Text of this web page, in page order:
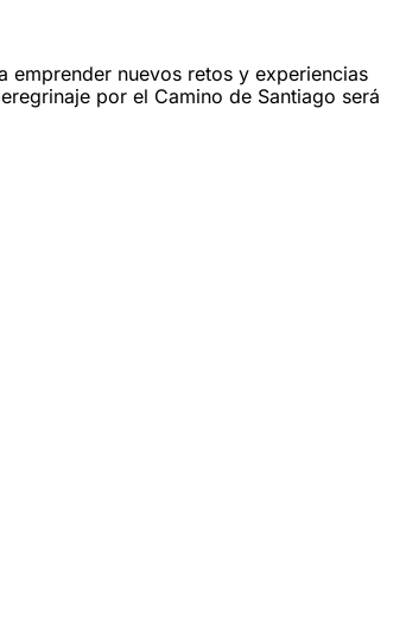
emprender nuevos retos y experiencias
por el Camino de Santiago será